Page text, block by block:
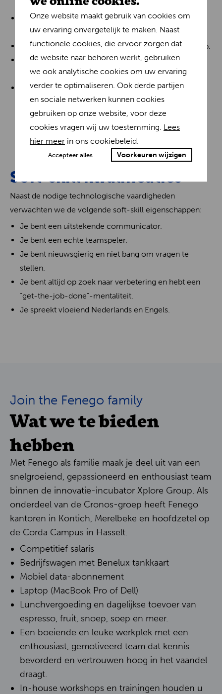
Javascript, HTML5, CSS3 & SASS).
Je kent de weg in grote cloudservices zoals AWS of
Azure.
Kennis van e-commerce platformen, zoals Intershop.
Je houdt ervan om te experimenteren en nieuwe
technologieën/kaders te verkennen.
Basiservaring in beheer van besturingssystemen
(Linux, ...).
Soft-skill kwalificaties
Naast de nodige technologische vaardigheden
verwachten we de volgende soft-skill eigenschappen:
Je bent een uitstekende communicator.
Je bent een echte teamspeler.
Je bent nieuwsgierig en niet bang om vragen te
stellen.
Je bent altijd op zoek naar verbetering en hebt een
“get-the-job-done”-mentaliteit.
Je spreekt vloeiend Nederlands en Engels.
Join the Fenego family
Wat we te bieden
hebben
Met Fenego als familie maak je deel uit van een
snelgroeiend, gepassioneerd en enthousiast team
binnen de innovatie-incubator Xplore Group. Als
onderdeel van de Cronos-groep heeft Fenego
kantoren in Kontich, Merelbeke en hoofdzetel op
de Corda Campus in Hasselt.
Competitief salaris
Bedrijfswagen met Benelux tankkaart
Mobiel data-abonnement
Laptop (MacBook Pro of Dell)
Lunchvergoeding en dagelijkse toevoer van
espresso, fruit, snoep, soep en meer.
Een boeiende en leuke werkplek met een
enthousiast, gemotiveerd team dat kennis
bevorderd en vertrouwen hoog in het vaandel
draagt.
In-house workshops en trainingen houden u
Onze website maakt gebruik van cookies om
uw ervaring onvergetelijk te maken. Naast
functionele cookies, die ervoor zorgen dat
de website naar behoren werkt, gebruiken
we ook analytische cookies om uw ervaring
verder te optimaliseren. Ook derde partijen
en sociale netwerken kunnen cookies
gebruiken op onze website, voor deze
cookies vragen wij uw toestemming. Lees
hier meer in ons cookiebeleid.
Accepteer alles Voorkeuren wijzigen